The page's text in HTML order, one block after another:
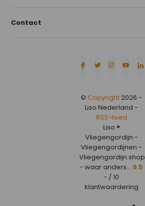
Contact
© Copyright 2026 -
Liso Nederland -
RSS-feed
Liso ®
Vliegengordijn -
Vliegengordijnen -
Vliegengordijn.shop
- waar anders... 9.5
- / 10
klantwaardering